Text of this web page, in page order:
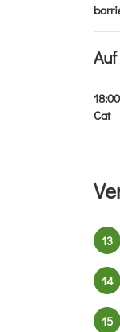
Cat
13
14
15